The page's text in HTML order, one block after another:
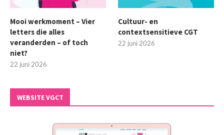
Mooi werkmoment – Vier
letters die alles
veranderden – of toch
niet?
22 juni 2026
Cultuur- en
contextsensitieve CGT
22 juni 2026
WEBSITE VGCT